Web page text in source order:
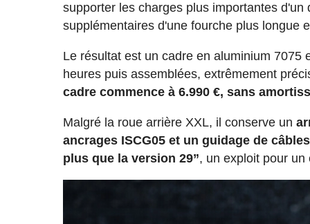
supporter les charges plus importantes
supplémentaires d'une fourche plus longue
Le résultat est un cadre en aluminium
heures puis assemblées, extrêmement
cadre commence à 6.990 €, sans
Malgré la roue arrière XXL, il conserve un
ancrages ISCG05 et un guidage de
plus que la version 29”, un exploit pour